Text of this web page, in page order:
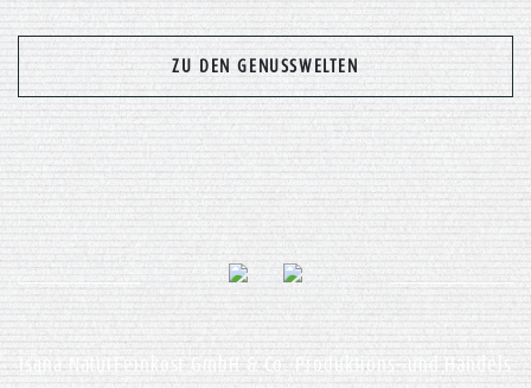
ZU DEN GENUSSWELTEN
Isana NaturFeinkost GmbH & Co. Produktions- und Handels